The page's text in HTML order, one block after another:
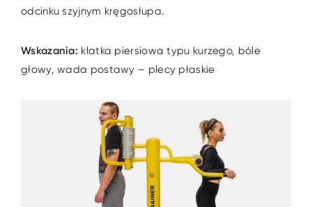
odcinku szyjnym kręgosłupa.
Wskazania: klatka piersiowa typu kurzego, bóle
głowy, wada postawy – plecy płaskie